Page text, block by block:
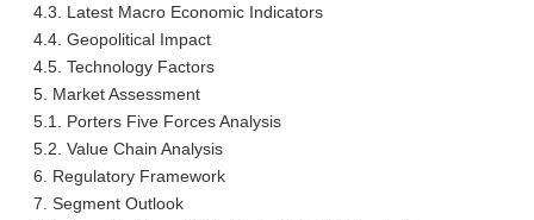
4.3. Latest Macro Economic Indicators
4.4. Geopolitical Impact
4.5. Technology Factors
5. Market Assessment
5.1. Porters Five Forces Analysis
5.2. Value Chain Analysis
6. Regulatory Framework
7. Segment Outlook